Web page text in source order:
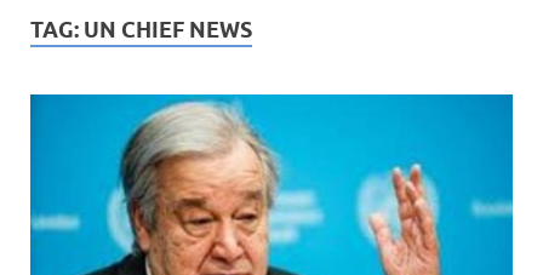
TAG: UN CHIEF NEWS